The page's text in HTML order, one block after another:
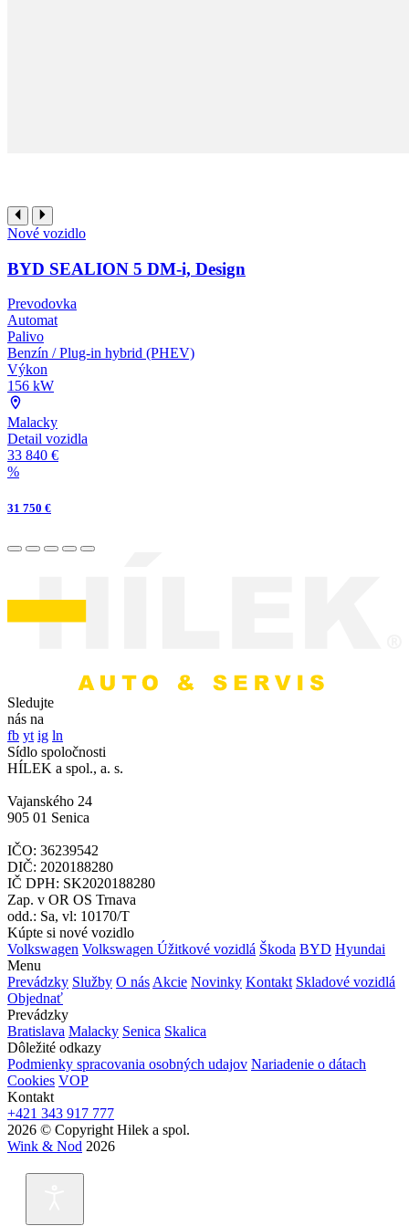
Nové vozidlo
BYD SEALION 5 DM-i, Design
Prevodovka
Automat
Palivo
Benzín / Plug-in hybrid (PHEV)
Výkon
156 kW
Malacky
Detail vozidla
33 840 €
%
31 750 €
Sledujte
nás na
fb yt ig ln
Sídlo spoločnosti
HÍLEK a spol., a. s.
Vajanského 24
905 01 Senica
IČO: 36239542
DIČ: 2020188280
IČ DPH: SK2020188280
Zap. v OR OS Trnava
odd.: Sa, vl: 10170/T
Kúpte si nové vozidlo
Volkswagen Volkswagen Úžitkové vozidlá Škoda BYD Hyundai
Menu
Prevádzky Služby O nás Akcie Novinky Kontakt Skladové vozidlá
Objednať
Prevádzky
Bratislava Malacky Senica Skalica
Dôležité odkazy
Podmienky spracovania osobných udajov Nariadenie o dátach
Cookies VOP
Kontakt
+421 343 917 777
2026 © Copyright Hilek a spol.
Wink & Nod 2026